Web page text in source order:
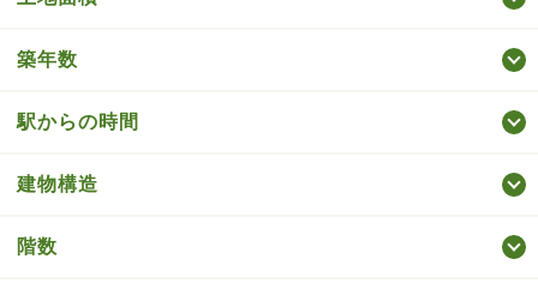
築年数
駅からの時間
建物構造
階数